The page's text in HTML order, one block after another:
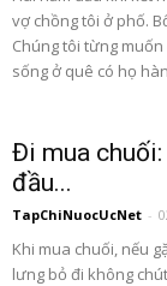
vợ chồng tôi ở phố.
Chúng tôi từng
sống ở quê có họ
Đi mua
đầu...
TapChiNuocUcNet -
Khi mua chuối, nếu
lưng bỏ đi không